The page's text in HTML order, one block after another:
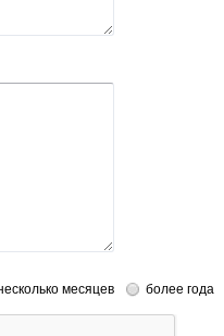
месяцев более года